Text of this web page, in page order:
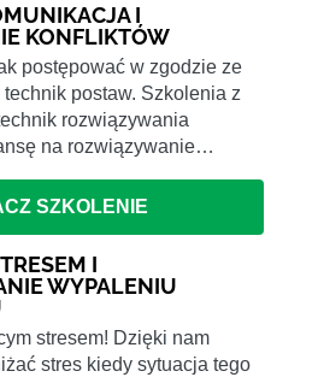
I
KONFLIKTÓW
postępować w zgodzie ze
postaw. Szkolenia z
rozwiązywania
na rozwiązywanie…
SZKOLENIE
I
WYPALENIU
stresem! Dzięki nam
stres kiedy sytuacja tego